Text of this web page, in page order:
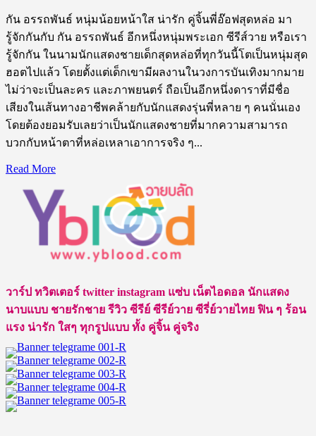
กัน อรรถพันธ์ หนุ่มน้อยหน้าใส น่ารัก คู่จิ้นพี่อ๊อฟสุดหล่อ มา
รู้จักกันกับ กัน อรรถพันธ์ อีกหนึ่งหนุ่มพระเอก ซีรีส์วาย หรือเรา
รู้จักกัน ในนามนักแสดงชายเด็กสุดหล่อที่ทุกวันนี้โตเป็นหนุ่มสุด
ฮอตไปแล้ว โดยตั้งแต่เด็กเขามีผลงานในวงการบันเทิงมากมาย
ไม่ว่าจะเป็นละคร และภาพยนตร์ ถือเป็นอีกหนึ่งดาราที่มีชื่อ
เสียงในเส้นทางอาชีพคล้ายกับนักแสดงรุ่นพี่หลาย ๆ คนนั่นเอง
โดยต้องยอมรับเลยว่าเป็นนักแสดงชายที่มากความสามารถ
บวกกับหน้าตาที่หล่อเหลาเอาการจริง ๆ...
Read MoreRead
about
เปิด
วาร์
ป
หนุ่ม
น้า
ใส
“กัน
อรรถ
พันธ์”
คู่
จิ้
วาร์ป ทวิตเตอร์ twitter instagram แซ่บ เน็ตไอดอล นักแสดง
นาบแบบ ชายรักชาย รีวิว ซีรีย์ ซีรีย์วาย ซีรี่ย์วายไทย ฟิน ๆ ร้อน
แรง น่ารัก ใสๆ ทุกรูปแบบ ทั้ง คู่จิ้น คู่จริง